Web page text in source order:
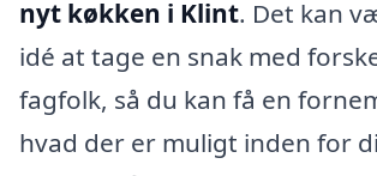
nyt køkken i Klint. Det kan
idé at tage en snak med
fagfolk, så du kan få en
hvad der er muligt inden for